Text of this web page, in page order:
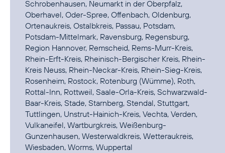
Schrobenhausen, Neumarkt in der Oberpfalz,
Oberhavel, Oder-Spree, Offenbach, Oldenburg,
Ortenaukreis, Ostalbkreis, Passau, Potsdam,
Potsdam-Mittelmark, Ravensburg, Regensburg,
Region Hannover, Remscheid, Rems-Murr-Kreis,
Rhein-Erft-Kreis, Rheinisch-Bergischer Kreis, Rhein-
Kreis Neuss, Rhein-Neckar-Kreis, Rhein-Sieg-Kreis,
Rosenheim, Rostock, Rotenburg (Wümme), Roth,
Rottal-Inn, Rottweil, Saale-Orla-Kreis, Schwarzwald-
Baar-Kreis, Stade, Starnberg, Stendal, Stuttgart,
Tuttlingen, Unstrut-Hainich-Kreis, Vechta, Verden,
Vulkaneifel, Wartburgkreis, Weißenburg-
Gunzenhausen, Westerwaldkreis, Wetteraukreis,
Wiesbaden, Worms, Wuppertal